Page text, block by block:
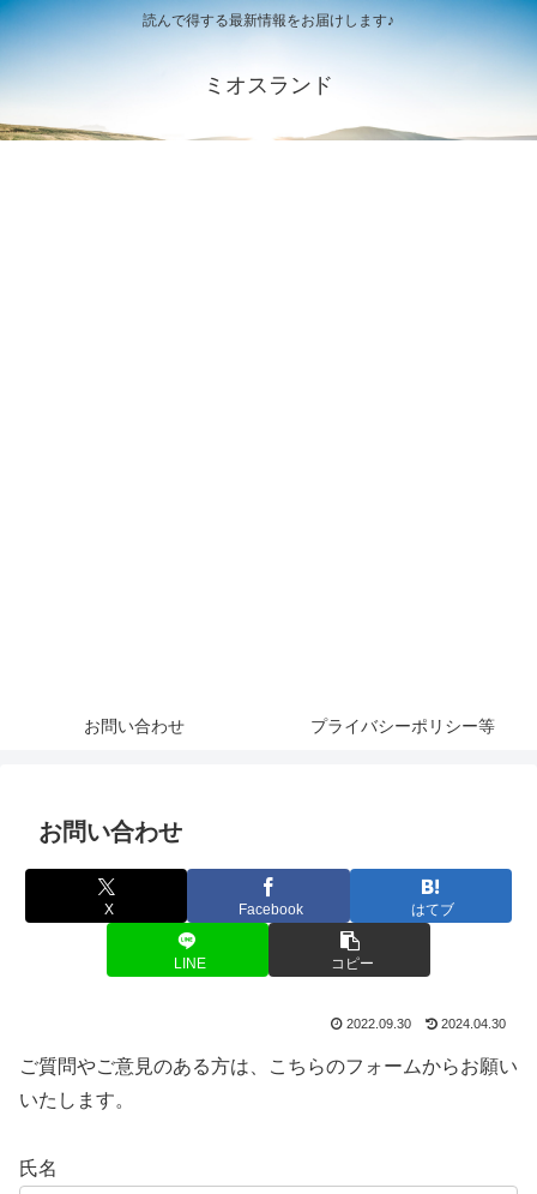
読んで得する最新情報をお届けします♪
ミオスランド
お問い合わせ プライバシーポリシー等
お問い合わせ
X Facebook はてブ
LINE コピー
2022.09.30 2024.04.30
ご質問やご意見のある方は、こちらのフォームからお願い
いたします。
氏名